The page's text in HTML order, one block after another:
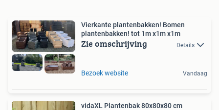
Vierkante plantenbakken! Bomen
plantenbakken! tot 1m x1m x1m
Zie omschrijving Details
Bezoek website Vandaag
vidaXL Plantenbak 80x80x80 cm